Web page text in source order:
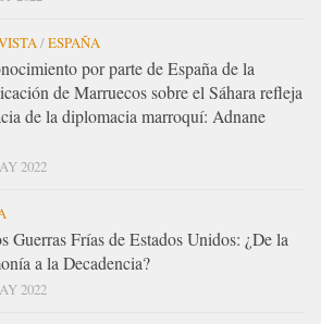
/ESPAÑA
por parte de España de la
de Marruecos sobre el Sáhara refleja
de la diplomacia marroquí: Adnane
2022
Guerras Frías de Estados Unidos: ¿De la
a la Decadencia?
2022